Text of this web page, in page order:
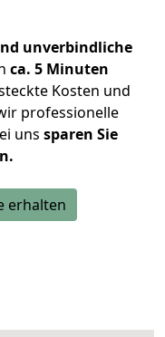
unverbindliche
ca. 5 Minuten
Kosten und
professionelle
uns sparen Sie
erhalten